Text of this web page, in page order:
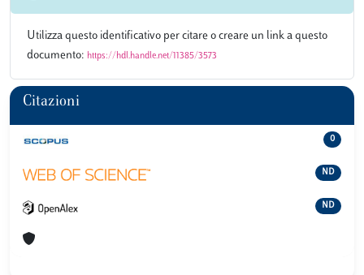
Utilizza questo identificativo per citare o creare un link a questo
documento: https://hdl.handle.net/11385/3573
Citazioni
0
ND
ND